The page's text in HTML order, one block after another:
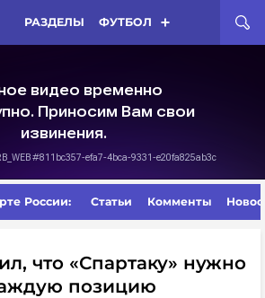
РАЗДЕЛЫ ФУТБОЛ
России: Статьи Комменты
что «Спартаку» нужно
позицию